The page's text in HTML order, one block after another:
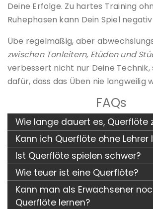
Deine Erfolge. Zu hartes Training
Ruhephasen kann Dein Spiel
Übe regelmäßig, aber
zwischen Tonleitern, Etüden und
verbessert nicht nur Deine
dafür, dass das Üben nie langweilig
FAQs
Wie lange dauert es, Querflöte
Kann ich Querflöte ohne Lehrer
Ist Querflöte spielen schwer?
Wie teuer ist eine Querflöte?
Kann man als Erwachsener
Querflöte lernen?